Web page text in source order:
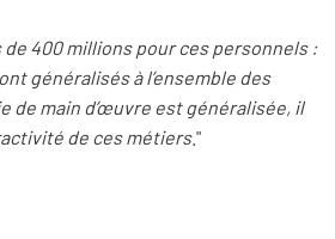
400 millions pour ces personnels :
généralisés à l’ensemble des
de main d’œuvre est généralisée, il
de ces métiers."